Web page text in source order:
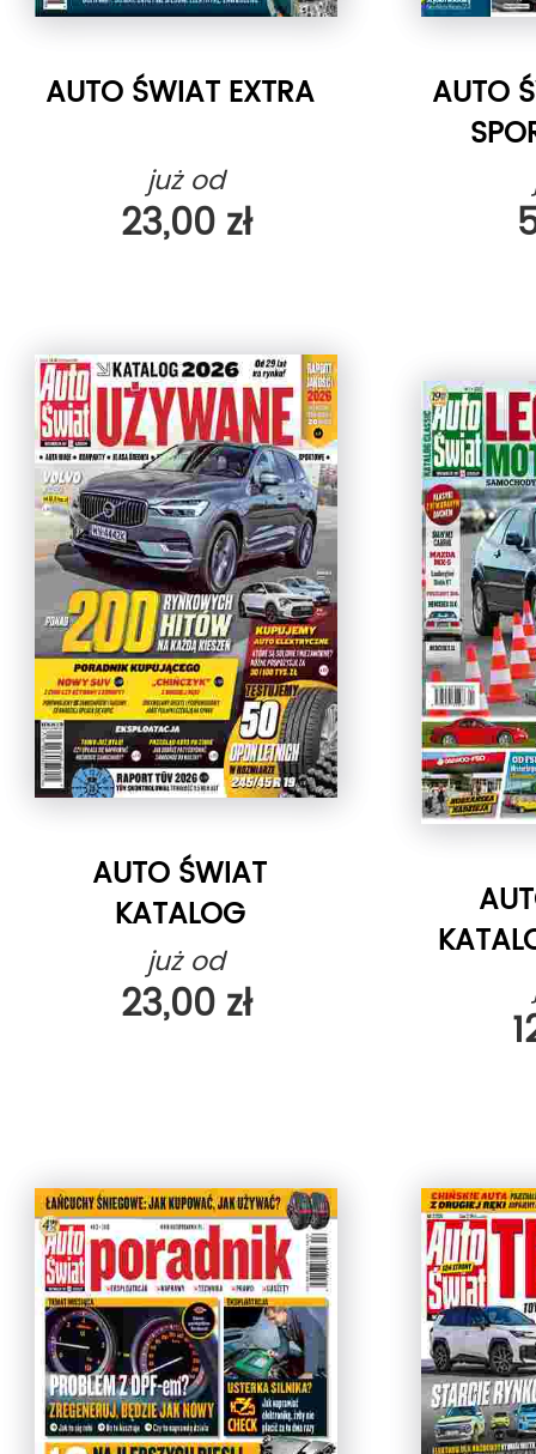
AUTO ŚWIAT EXTRA
już od
23,00 zł
AUTO
AUTO ŚWIAT
KATALOG
już od
23,00 zł